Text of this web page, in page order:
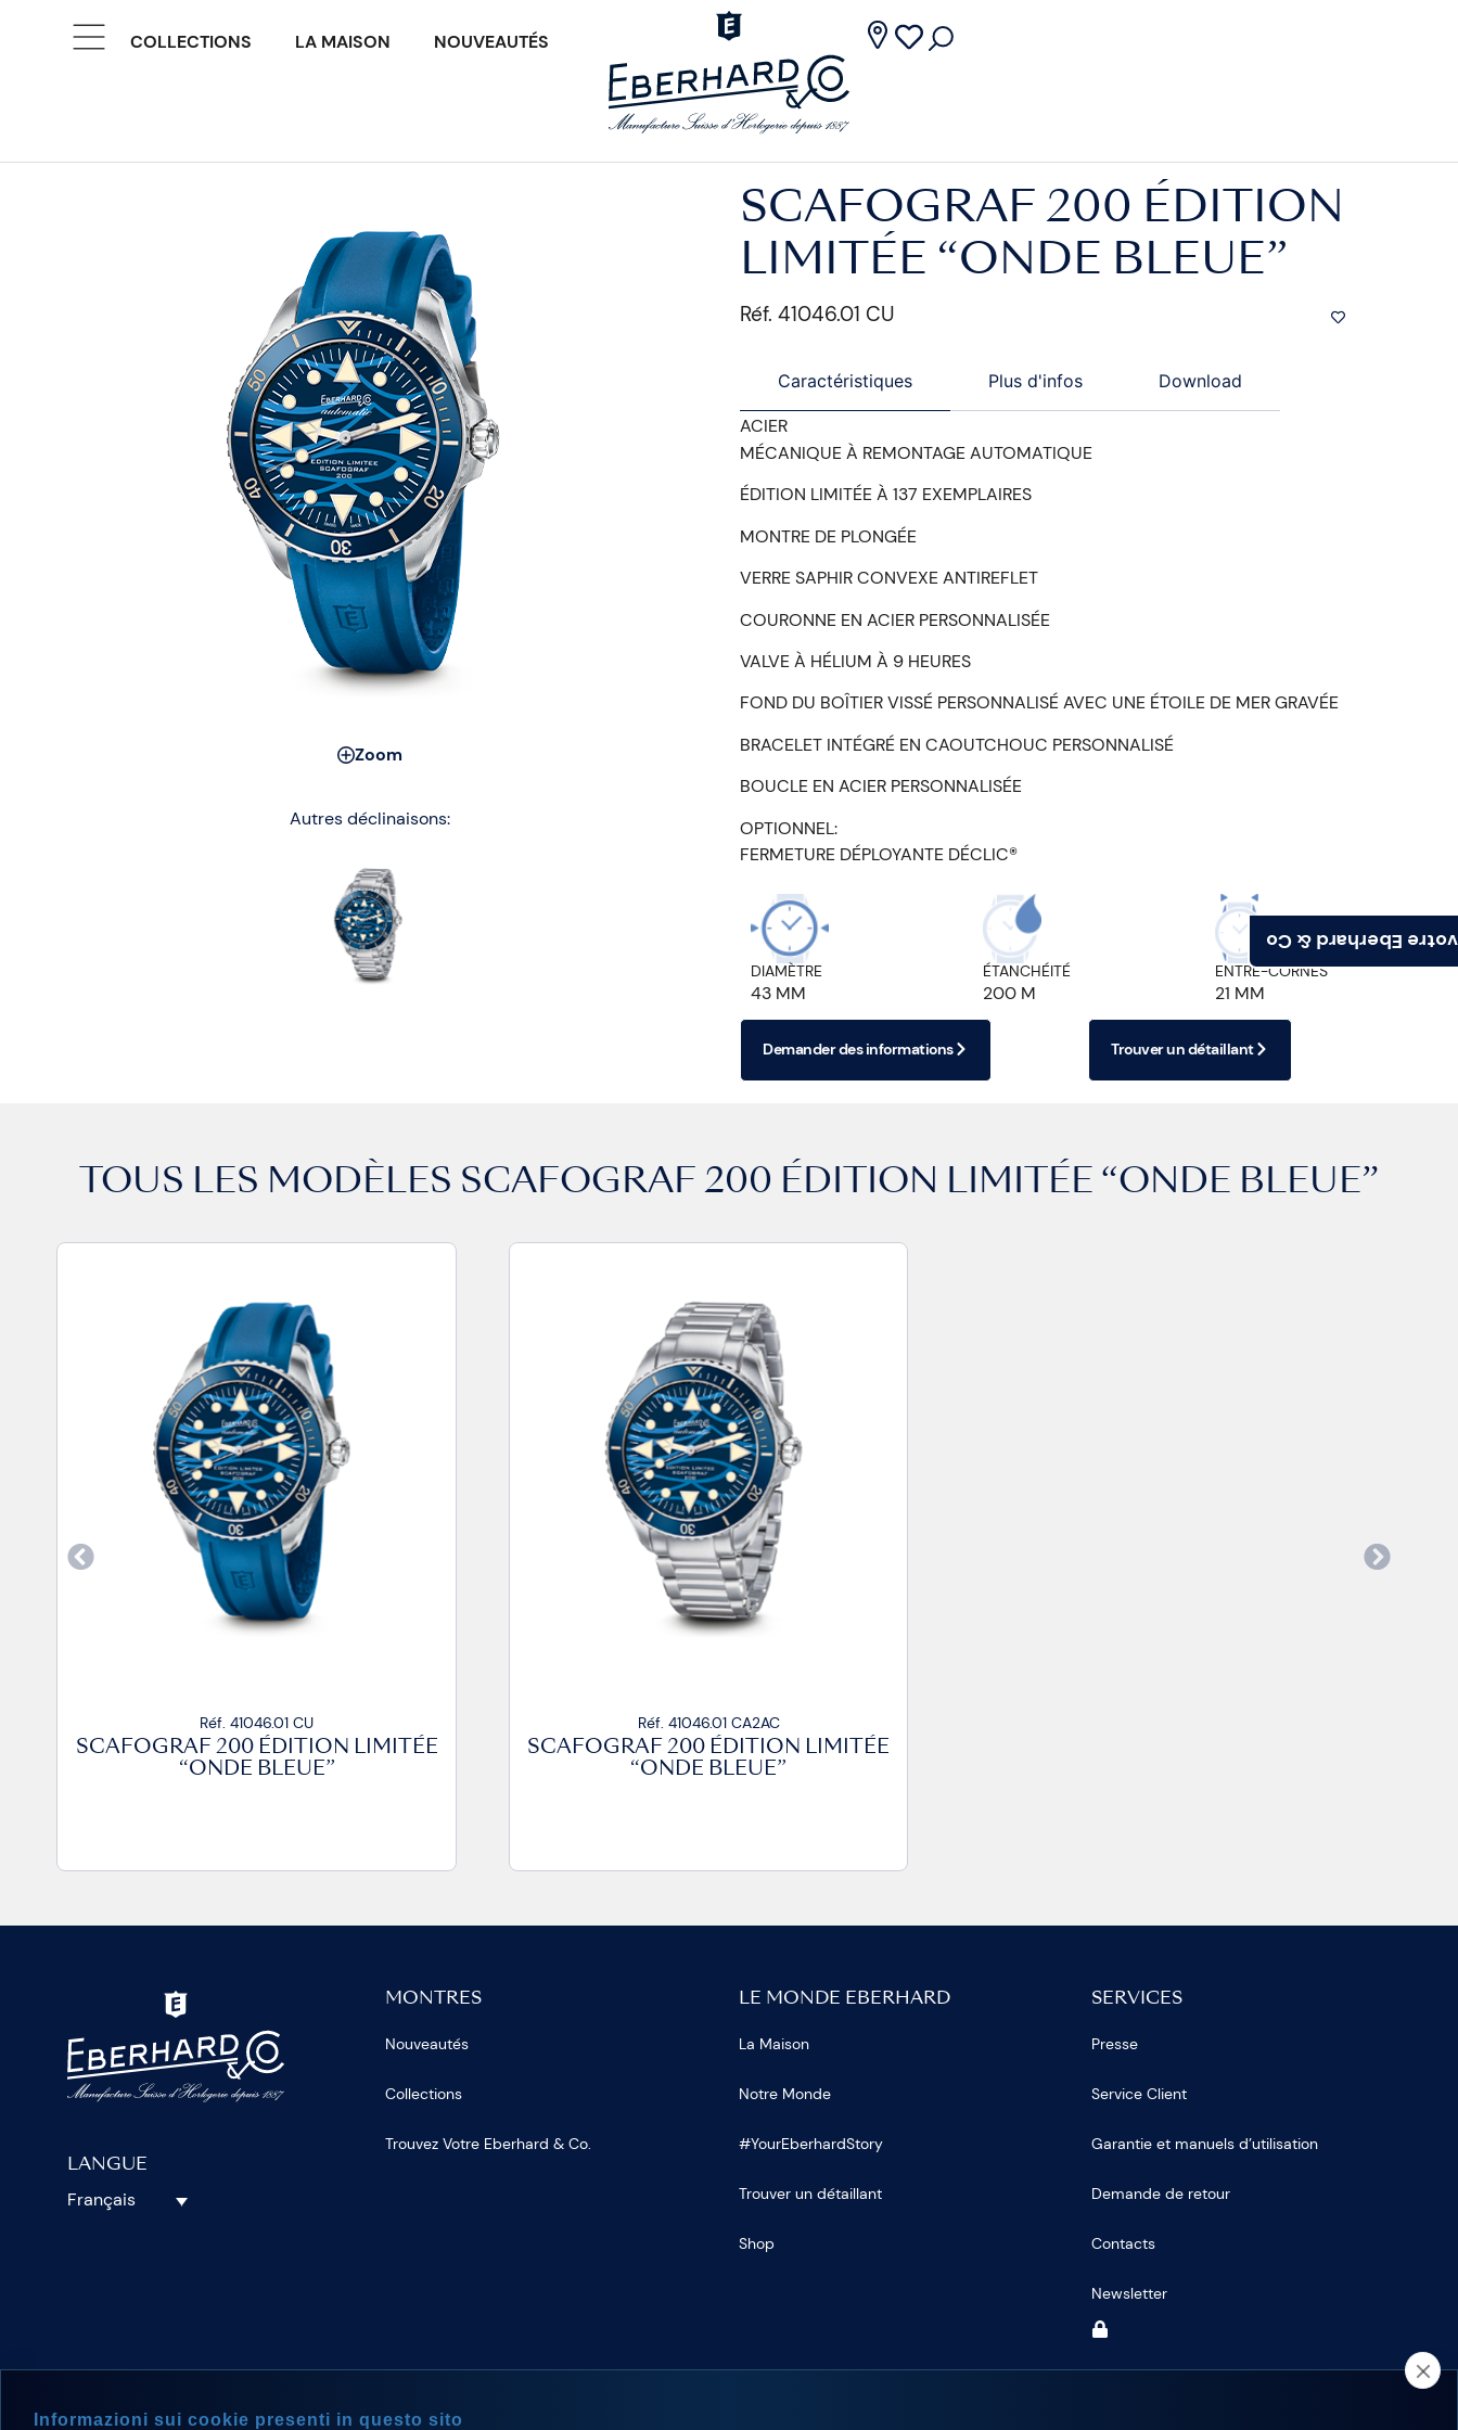
COLLECTIONS LA MAISON NOUVEAUTÉS
Trouvez votre
Zoom
Autres déclinaisons:
SCAFOGRAF 200 ÉDITION
LIMITÉE “ONDE BLEUE”
Réf. 41046.01 CU
Caractéristiques Plus d'infos Download
ACIER
MÉCANIQUE À REMONTAGE AUTOMATIQUE
ÉDITION LIMITÉE À 137 EXEMPLAIRES
MONTRE DE PLONGÉE
VERRE SAPHIR CONVEXE ANTIREFLET
COURONNE EN ACIER PERSONNALISÉE
VALVE À HÉLIUM À 9 HEURES
FOND DU BOÎTIER VISSÉ PERSONNALISÉ AVEC UNE ÉTOILE DE MER GRAVÉE
BRACELET INTÉGRÉ EN CAOUTCHOUC PERSONNALISÉ
BOUCLE EN ACIER PERSONNALISÉE
OPTIONNEL:
FERMETURE DÉPLOYANTE DÉCLIC®
DIAMÈTRE
43 MM
ÉTANCHÉITÉ
200 M
ENTRE-CORNES
21 MM
Demander des informations Trouver un détaillant
TOUS LES MODÈLES SCAFOGRAF 200 ÉDITION LIMITÉE “ONDE BLEUE”
Réf. 41046.01 CU
SCAFOGRAF 200 ÉDITION LIMITÉE
“ONDE BLEUE”
Réf. 41046.01 CA2AC
SCAFOGRAF 200 ÉDITION LIMITÉE
“ONDE BLEUE”
LANGUE
Français
MONTRES
Nouveautés
Collections
Trouvez Votre Eberhard & Co.
LE MONDE EBERHARD
La Maison
Notre Monde
#YourEberhardStory
Trouver un détaillant
Shop
SERVICES
Presse
Service Client
Garantie et manuels d’utilisation
Demande de retour
Contacts
Newsletter
Informazioni sui cookie presenti in questo sito